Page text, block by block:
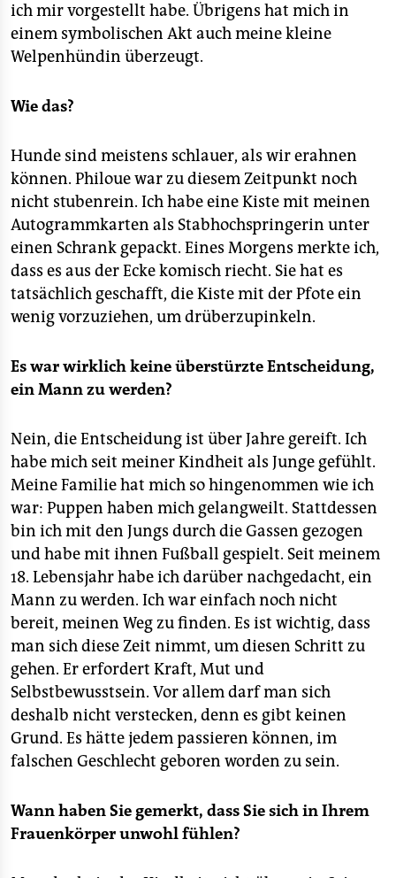
ich mir vorgestellt habe. Übrigens hat mich in
einem symbolischen Akt auch meine kleine
Welpenhündin überzeugt.
Wie das?
Hunde sind meistens schlauer, als wir erahnen
können. Philoue war zu diesem Zeitpunkt noch
nicht stubenrein. Ich habe eine Kiste mit meinen
Autogrammkarten als Stabhochspringerin unter
einen Schrank gepackt. Eines Morgens merkte ich,
dass es aus der Ecke komisch riecht. Sie hat es
tatsächlich geschafft, die Kiste mit der Pfote ein
wenig vorzuziehen, um drüberzupinkeln.
Es war wirklich keine überstürzte Entscheidung,
ein Mann zu werden?
Nein, die Entscheidung ist über Jahre gereift. Ich
habe mich seit meiner Kindheit als Junge gefühlt.
Meine Familie hat mich so hingenommen wie ich
war: Puppen haben mich gelangweilt. Stattdessen
bin ich mit den Jungs durch die Gassen gezogen
und habe mit ihnen Fußball gespielt. Seit meinem
18. Lebensjahr habe ich darüber nachgedacht, ein
Mann zu werden. Ich war einfach noch nicht
bereit, meinen Weg zu finden. Es ist wichtig, dass
man sich diese Zeit nimmt, um diesen Schritt zu
gehen. Er erfordert Kraft, Mut und
Selbstbewusstsein. Vor allem darf man sich
deshalb nicht verstecken, denn es gibt keinen
Grund. Es hätte jedem passieren können, im
falschen Geschlecht geboren worden zu sein.
Wann haben Sie gemerkt, dass Sie sich in Ihrem
Frauenkörper unwohl fühlen?